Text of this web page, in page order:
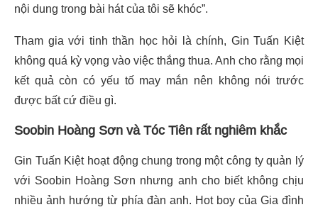
nội dung trong bài hát của tôi sẽ khóc”.
Tham gia với tinh thần học hỏi là chính, Gin Tuấn Kiệt
không quá kỳ vọng vào việc thắng thua. Anh cho rằng mọi
kết quả còn có yếu tố may mắn nên không nói trước
được bất cứ điều gì.
Soobin Hoàng Sơn và Tóc Tiên rất nghiêm khắc
Gin Tuấn Kiệt hoạt động chung trong một công ty quản lý
với Soobin Hoàng Sơn nhưng anh cho biết không chịu
nhiều ảnh hướng từ phía đàn anh. Hot boy của Gia đình